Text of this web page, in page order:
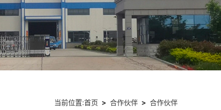
当前位置:首页 > 合作伙伴 > 合作伙伴